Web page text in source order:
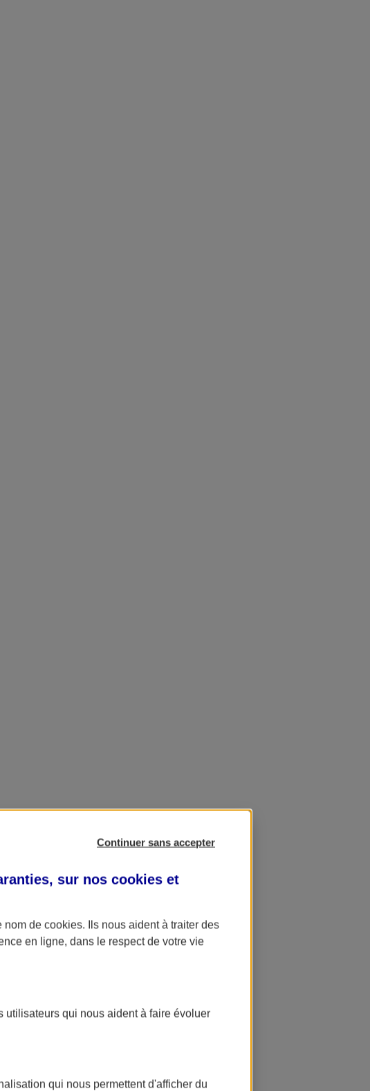
Continuer sans accepter
sur nos cookies et
nom de cookies. Ils nous aident à traiter des
en ligne, dans le respect de votre vie
utilisateurs qui nous aident à faire évoluer
qui nous permettent d'afficher du